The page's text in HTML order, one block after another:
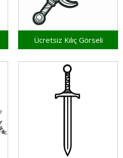
Ücretsiz Kılıç Görseli